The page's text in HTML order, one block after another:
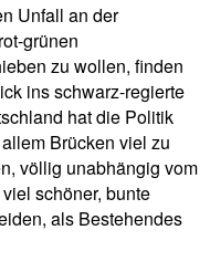
Unfall an der
grünen
zu wollen, finden
ins schwarz-regierte
hat die Politik
Brücken viel zu
völlig unabhängig vom
schöner, bunte
als Bestehendes